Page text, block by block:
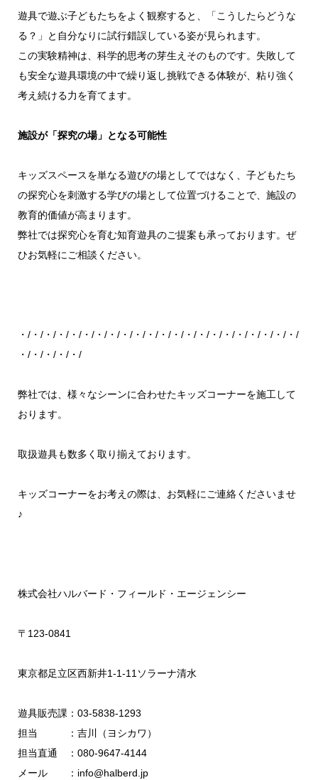
遊具で遊ぶ子どもたちをよく観察すると、「こうしたらどうな
る？」と自分なりに試行錯誤している姿が見られます。
この実験精神は、科学的思考の芽生えそのものです。失敗して
も安全な遊具環境の中で繰り返し挑戦できる体験が、粘り強く
考え続ける力を育てます。
施設が「探究の場」となる可能性
キッズスペースを単なる遊びの場としてではなく、子どもたち
の探究心を刺激する学びの場として位置づけることで、施設の
教育的価値が高まります。
弊社では探究心を育む知育遊具のご提案も承っております。ぜ
ひお気軽にご相談ください。
・/・/・/・/・/・/・/・/・/・/・/・/・/・/・/・/・/・/・/・/・/・/
・/・/・/・/・/
弊社では、様々なシーンに合わせたキッズコーナーを施工して
おります。
取扱遊具も数多く取り揃えております。
キッズコーナーをお考えの際は、お気軽にご連絡くださいませ
♪
株式会社ハルバード・フィールド・エージェンシー
〒123-0841
東京都足立区西新井1-1-11ソラーナ清水
遊具販売課：03-5838-1293
担当 ：吉川（ヨシカワ）
担当直通 ：080-9647-4144
メール ：info@halberd.jp